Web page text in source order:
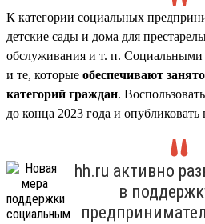
К категории социальных
детские сады и дома для
обслуживания и т. п. Социальными
и те, которые обеспечивают
категорий граждан.
до конца 2023 года и опубликовать
hh.ru активно
в